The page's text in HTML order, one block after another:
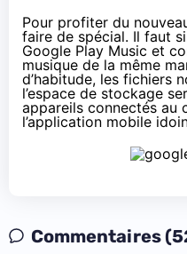
Pour profiter du
faire de spécial. Il faut
Google Play Music et
musique de la même
d’habitude, les fichiers
l’espace de stockage
appareils connectés au
l’application mobile
Commentaires